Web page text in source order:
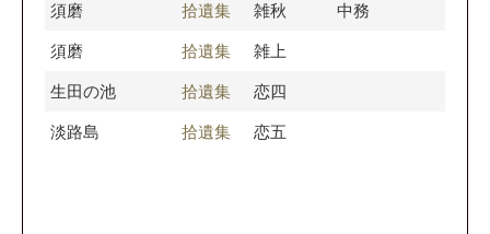
須磨 拾遺集 雑秋 中務
須磨 拾遺集 雑上
生田の池 拾遺集 恋四
淡路島 拾遺集 恋五